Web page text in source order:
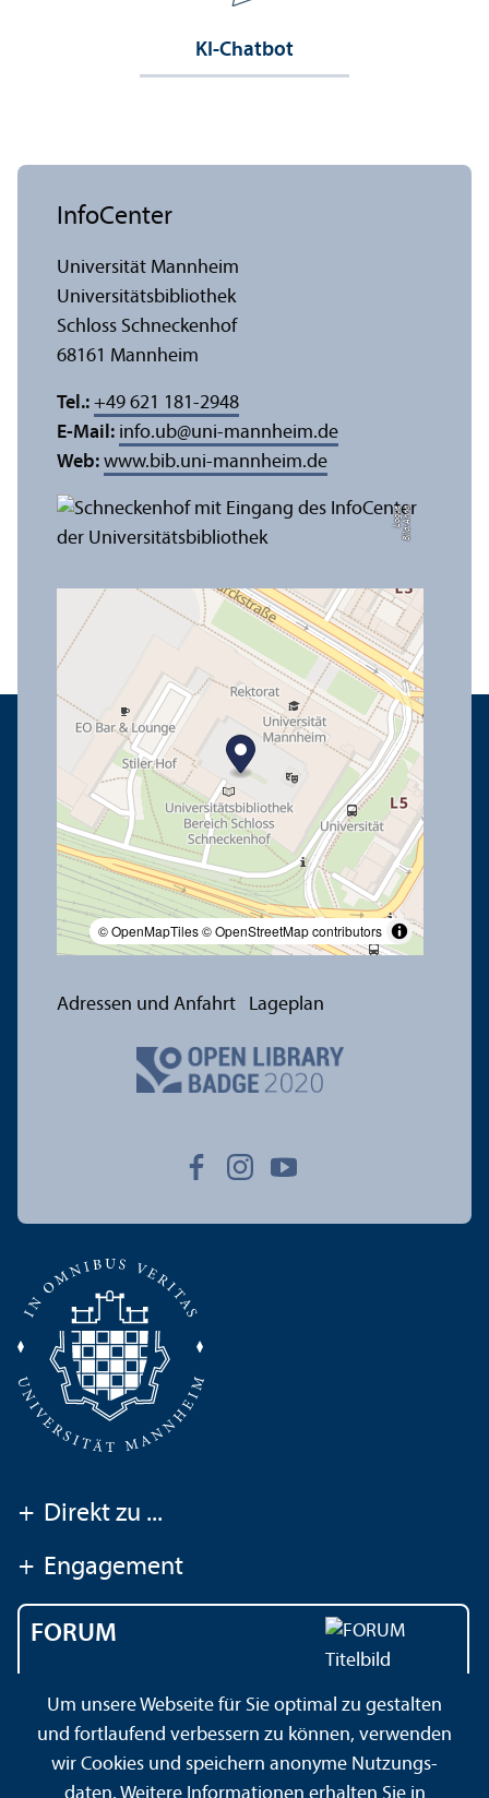
KI-Chatbot
Bil
d:
A
n
n
a
L
o
g
u
e
© OpenMapTiles© OpenStreetMap contributors
InfoCenter
Universität Mannheim
Universitäts­bibliothek
Schloss Schneckenhof
68161 Mannheim
Tel.: +49 621 181-2948
E-Mail: info.ub@uni-mannheim.de
Web: www.bib.uni-mannheim.de
Adressen und Anfahrt Lageplan
+ Direkt zu ...
+ Engagement
FORUM
Universität Mannheim
Um unsere Webseite für Sie optimal zu gestalten
und fortlaufend verbessern zu können, verwenden
wir Cookies und speichern anonyme Nutzungs­